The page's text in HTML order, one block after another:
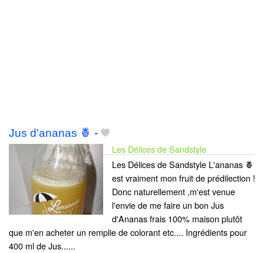
Jus d'ananas 🍍 -
Les Délices de Sandstyle
Les Délices de Sandstyle L'ananas 🍍
est vraiment mon fruit de prédilection !
Donc naturellement ,m'est venue
l'envie de me faire un bon Jus
d'Ananas frais 100% maison plutôt
que m'en acheter un remplie de colorant etc.... Ingrédients pour
400 ml de Jus......